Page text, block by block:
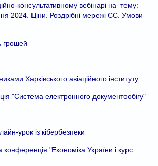
консультативному вебінарі на тему:
2024. Ціни. Роздрібні мережі ЄС. Умови
грошей
Харківського авіаційного інституту
"Система електронного документообігу"
урок із кібербезпеки
"Економіка України і курс